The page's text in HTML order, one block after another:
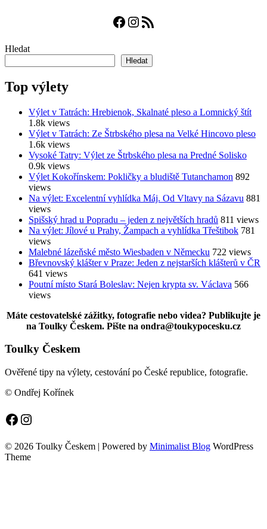
Facebook
Instagram
RSS zdroj
Hledat
Hledat
Top výlety
Výlet v Tatrách: Hrebienok, Skalnaté pleso a Lomnický štít
1.8k views
Výlet v Tatrách: Ze Štrbského plesa na Velké Hincovo pleso
1.6k views
Vysoké Tatry: Výlet ze Štrbského plesa na Predné Solisko
0.9k views
Výlet Kokořínskem: Pokličky a bludiště Tutanchamon 892
views
Na výlet: Excelentní vyhlídka Máj. Od Vltavy na Sázavu 881
views
Spišský hrad u Popradu – jeden z největších hradů 811 views
Na výlet: Jílové u Prahy, Žampach a vyhlídka Třeštibok 781
views
Malebné lázeňské město Wiesbaden v Německu 722 views
Břevnovský klášter v Praze: Jeden z nejstarších klášterů v ČR
641 views
Poutní místo Stará Boleslav: Nejen krypta sv. Václava 566
views
Máte cestovatelské zážitky, fotografie nebo videa? Publikujte je
na Toulky Českem. Pište na ondra@toukypocesku.cz
Toulky Českem
Ověřené tipy na výlety, cestování po České republice, fotografie.
© Ondřej Kořínek
Facebook
Instagram
© 2026 Toulky Českem | Powered by Minimalist Blog WordPress
Theme